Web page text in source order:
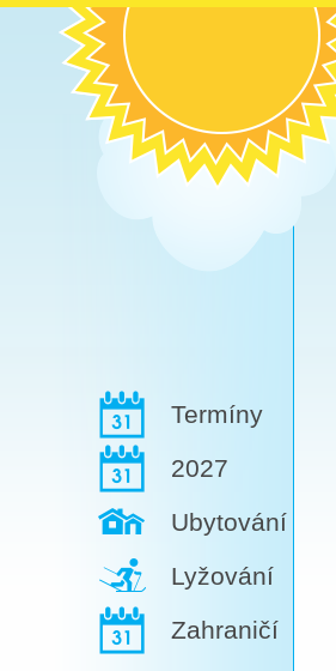
Termíny
2027
Ubytování
Lyžování
Zahraničí